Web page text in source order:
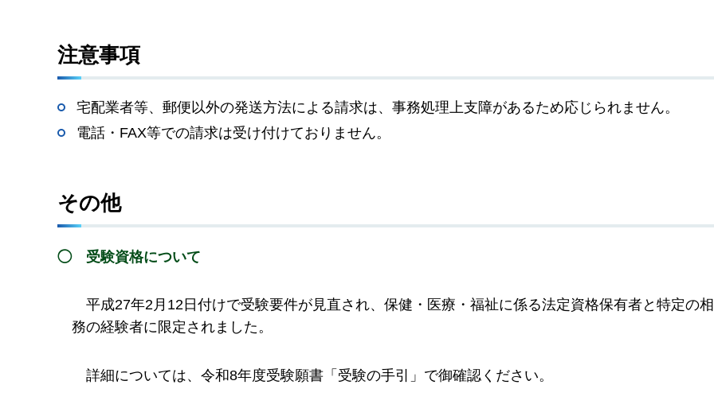
注意事項
宅配業者等、郵便以外の発送方法による請求は、事務処理上支障があるため応じられません。
電話・FAX等での請求は受け付けておりません。
その他
◯ 受験資格について
平成27年2月12日付けで受験要件が見直され、保健・医療・福祉に係る法定資格保有者と特定の
務の経験者に限定されました。
詳細については、令和8年度受験願書「受験の手引」で御確認ください。